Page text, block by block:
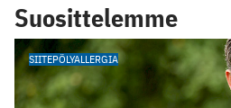
Suosittelemme
SIITEPÖLYALLERGIA